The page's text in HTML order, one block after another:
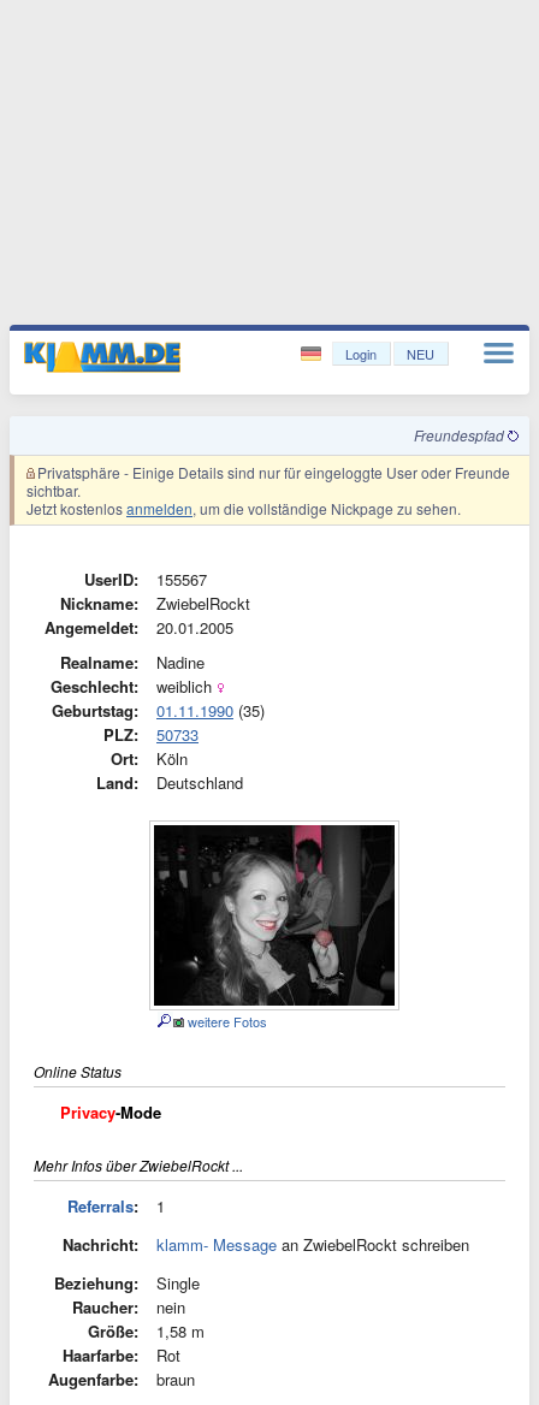
Login NEU
Freundespfad
Privatsphäre - Einige Details sind nur für eingeloggte User oder Freunde
sichtbar.
Jetzt kostenlosanmelden, um die vollständige Nickpage zu sehen.
UserID:
155567
Nickname:
ZwiebelRockt
Angemeldet:
20.01.2005
Realname:
Nadine
Geschlecht:
weiblich
Geburtstag:
01.11.1990 (35)
PLZ:
50733
Ort:
Köln
Land:
Deutschland
weitere Fotos
Online Status
Privacy-Mode
Mehr Infos über ZwiebelRockt ...
Referrals:
1
Nachricht:
klamm- Message an ZwiebelRockt schreiben
Beziehung:
Single
Raucher:
nein
Größe:
1,58 m
Haarfarbe:
Rot
Augenfarbe:
braun